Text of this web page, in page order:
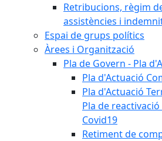
Retribucions, règim
assistències i
Espai de grups polítics
Àrees i Organització
Pla de Govern - Pla
Pla d'Actuació
Pla d'Actuació
Pla de
Covid19
Retiment de